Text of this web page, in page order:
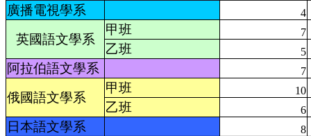
廣播電視學系 4
英國語文學系
甲班 7
乙班 5
阿拉伯語文學系 7
俄國語文學系
甲班 10
乙班 6
日本語文學系 8